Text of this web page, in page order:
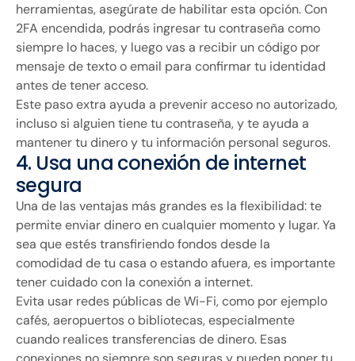
herramientas, asegúrate de habilitar esta opción. Con
2FA encendida, podrás ingresar tu contraseña como
siempre lo haces, y luego vas a recibir un código por
mensaje de texto o email para confirmar tu identidad
antes de tener acceso.
Este paso extra ayuda a prevenir acceso no autorizado,
incluso si alguien tiene tu contraseña, y te ayuda a
mantener tu dinero y tu información personal seguros.
4. Usa una conexión de internet
segura
Una de las ventajas más grandes es la flexibilidad: te
permite enviar dinero en cualquier momento y lugar. Ya
sea que estés transfiriendo fondos desde la
comodidad de tu casa o estando afuera, es importante
tener cuidado con la conexión a internet.
Evita usar redes públicas de Wi-Fi, como por ejemplo
cafés, aeropuertos o bibliotecas, especialmente
cuando realices transferencias de dinero. Esas